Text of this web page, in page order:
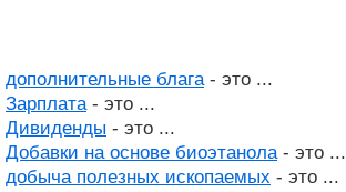
дополнительные блага- это ...
Зарплата- это ...
Дивиденды - это ...
Добавки на основе биоэтанола- это ...
добыча полезных ископаемых - это ...